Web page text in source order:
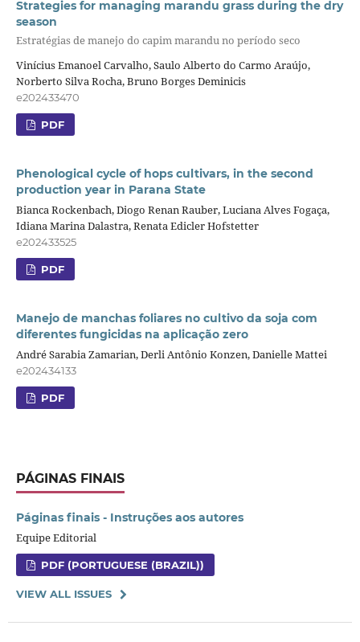
Strategies for managing marandu grass during the dry
season
Estratégias de manejo do capim marandu no período seco
Vinícius Emanoel Carvalho, Saulo Alberto do Carmo Araújo,
Norberto Silva Rocha, Bruno Borges Deminicis
e202433470
PDF
Phenological cycle of hops cultivars, in the second
production year in Parana State
Bianca Rockenbach, Diogo Renan Rauber, Luciana Alves Fogaça,
Idiana Marina Dalastra, Renata Edicler Hofstetter
e202433525
PDF
Manejo de manchas foliares no cultivo da soja com
diferentes fungicidas na aplicação zero
André Sarabia Zamarian, Derli Antônio Konzen, Danielle Mattei
e202434133
PDF
PÁGINAS FINAIS
Páginas finais - Instruções aos autores
Equipe Editorial
PDF (PORTUGUESE (BRAZIL))
VIEW ALL ISSUES